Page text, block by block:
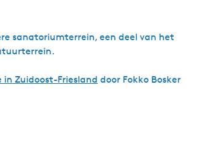
sanatoriumterrein, een deel van het
Zuidoost-Friesland door Fokko Bosker